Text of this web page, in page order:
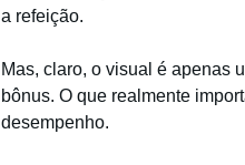
a refeição.
Mas, claro, o visual é apenas
bônus. O que realmente
desempenho.